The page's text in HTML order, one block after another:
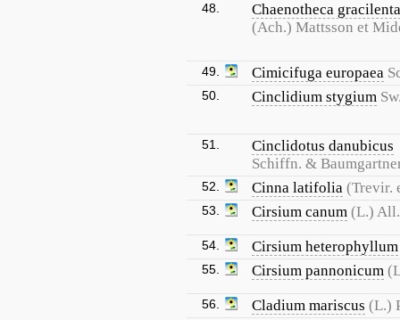
48.
Chaenotheca gracilenta
(Ach.) Mattsson et
49. Cimicifuga europaea
50. Cinclidium stygium
51.
Cinclidotus danubicus
Schiffn. &
52. Cinna latifolia (Trevir.
53. Cirsium canum (L.) All.
54. Cirsium heterophyllum
55. Cirsium pannonicum
56. Cladium mariscus (L.)